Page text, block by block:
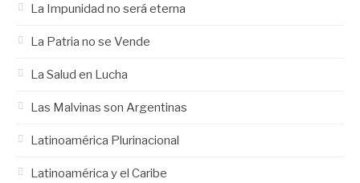
La Impunidad no será eterna
La Patria no se Vende
La Salud en Lucha
Las Malvinas son Argentinas
Latinoamérica Plurinacional
Latinoamérica y el Caribe